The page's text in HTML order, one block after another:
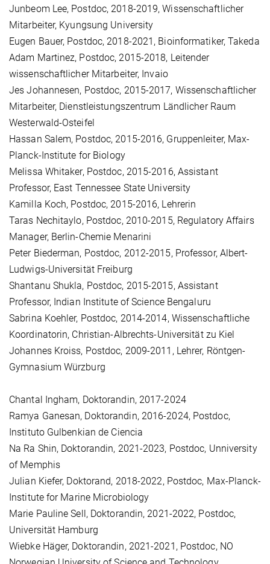
Junbeom Lee, Postdoc, 2018-2019, Wissenschaftlicher
Mitarbeiter, Kyungsung University
Eugen Bauer, Postdoc, 2018-2021, Bioinformatiker, Takeda
Adam Martinez, Postdoc, 2015-2018, Leitender
wissenschaftlicher Mitarbeiter, Invaio
Jes Johannesen, Postdoc, 2015-2017, Wissenschaftlicher
Mitarbeiter, Dienstleistungszentrum Ländlicher Raum
Westerwald-Osteifel
Hassan Salem, Postdoc, 2015-2016, Gruppenleiter, Max-
Planck-Institute for Biology
Melissa Whitaker, Postdoc, 2015-2016, Assistant
Professor, East Tennessee State University
Kamilla Koch, Postdoc, 2015-2016, Lehrerin
Taras Nechitaylo, Postdoc, 2010-2015, Regulatory Affairs
Manager, Berlin-Chemie Menarini
Peter Biederman, Postdoc, 2012-2015, Professor, Albert-
Ludwigs-Universität Freiburg
Shantanu Shukla, Postdoc, 2015-2015, Assistant
Professor, Indian Institute of Science Bengaluru
Sabrina Koehler, Postdoc, 2014-2014, Wissenschaftliche
Koordinatorin, Christian-Albrechts-Universität zu Kiel
Johannes Kroiss, Postdoc, 2009-2011, Lehrer, Röntgen-
Gymnasium Würzburg
Chantal Ingham, Doktorandin, 2017-2024
Ramya Ganesan, Doktorandin, 2016-2024, Postdoc,
Instituto Gulbenkian de Ciencia
Na Ra Shin, Doktorandin, 2021-2023, Postdoc, Unniversity
of Memphis
Julian Kiefer, Doktorand, 2018-2022, Postdoc, Max-Planck-
Institute for Marine Microbiology
Marie Pauline Sell, Doktorandin, 2021-2022, Postdoc,
Universität Hamburg
Wiebke Häger, Doktorandin, 2021-2021, Postdoc, NO